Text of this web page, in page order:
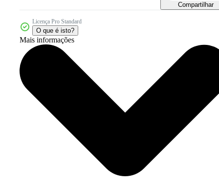
Compartilhar
Licença Pro Standard
O que é isto?
Mais informações